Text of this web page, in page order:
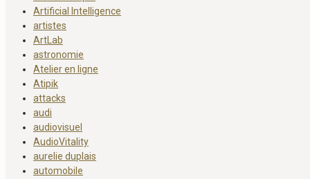
Artificial Intelligence
artistes
ArtLab
astronomie
Atelier en ligne
Atipik
attacks
audi
audiovisuel
AudioVitality
aurelie duplais
automobile